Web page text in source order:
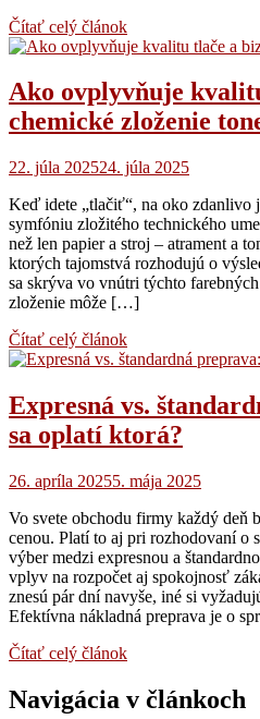
Čítať celý článok
Ako ovplyvňuje
chemické zloženie
22. júla 202524. júla 2025
Keď idete „tlačiť“, na oko zdanlivo
symfóniu zložitého technického
než len papier a stroj – atrament a
ktorých tajomstvá rozhodujú o
sa skrýva vo vnútri týchto
zloženie môže […]
Čítať celý článok
Expresná vs.
sa oplatí ktorá?
26. apríla 20255. mája 2025
Vo svete obchodu firmy každý deň
cenou. Platí to aj pri rozhodovaní o
výber medzi expresnou a
vplyv na rozpočet aj spokojnosť
znesú pár dní navyše, iné si
Efektívna nákladná preprava je o
Čítať celý článok
Navigácia v článkoch